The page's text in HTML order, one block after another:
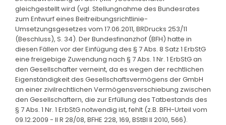
gleichgestellt wird (vgl. Stellungnahme des Bundesrates
zum Entwurf eines Beitreibungsrichtlinie-
Umsetzungsgesetzes vom 17.06.2011, BRDrucks 253/11
(Beschluss), S. 34). Der Bundesfinanzhof (BFH) hatte in
diesen Fällen vor der Einfügung des § 7 Abs. 8 Satz 1 ErbStG
eine freigebige Zuwendung nach § 7 Abs. 1 Nr. 1 ErbStG an
den Gesellschafter verneint, da es wegen der rechtlichen
Eigenständigkeit des Gesellschaftsvermögens der GmbH
an einer zivilrechtlichen Vermögensverschiebung zwischen
den Gesellschaftern, die zur Erfüllung des Tatbestands des
§ 7 Abs. 1 Nr. 1 ErbStG notwendig ist, fehlt (z.B. BFH-Urteil vom
09.12.2009 - II R 28/08, BFHE 228, 169, BStBl II 2010, 566).